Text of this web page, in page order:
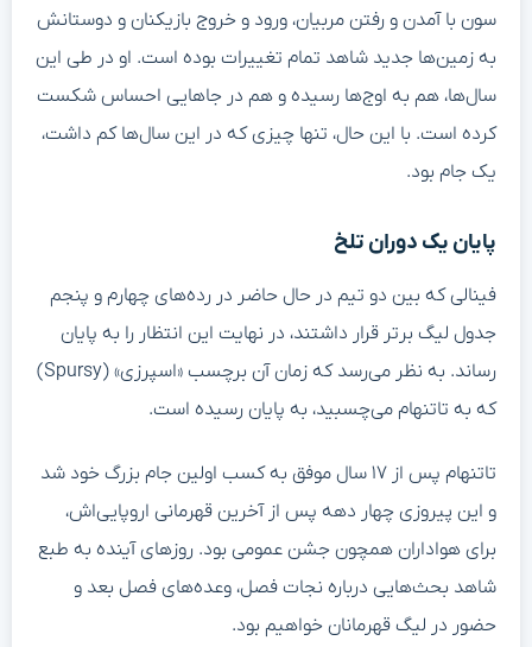
سون با آمدن و رفتن مربیان، ورود و خروج بازیکنان و دوستانش
به زمین‌ها جدید شاهد تمام تغییرات بوده است. او در طی این
سال‌ها، هم به اوج‌ها رسیده و هم در جاهایی احساس شکست
کرده است. با این حال، تنها چیزی که در این سال‌ها کم داشت،
یک جام بود.
پایان یک دوران تلخ
فینالی که بین دو تیم در حال حاضر در رده‌های چهارم و پنجم
جدول لیگ برتر قرار داشتند، در نهایت این انتظار را به پایان
رساند. به نظر می‌رسد که زمان آن برچسب «اسپرزی» (Spursy)
که به تاتنهام می‌چسبید، به پایان رسیده است.
تاتنهام پس از ۱۷ سال موفق به کسب اولین جام بزرگ خود شد
و این پیروزی چهار دهه پس از آخرین قهرمانی اروپایی‌اش،
برای هواداران همچون جشن عمومی بود. روزهای آینده به طبع
شاهد بحث‌هایی درباره نجات فصل، وعده‌های فصل بعد و
حضور در لیگ قهرمانان خواهیم بود.